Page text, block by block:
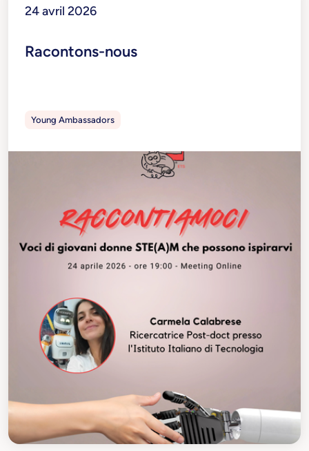
24 avril 2026
Racontons-nous
Young Ambassadors